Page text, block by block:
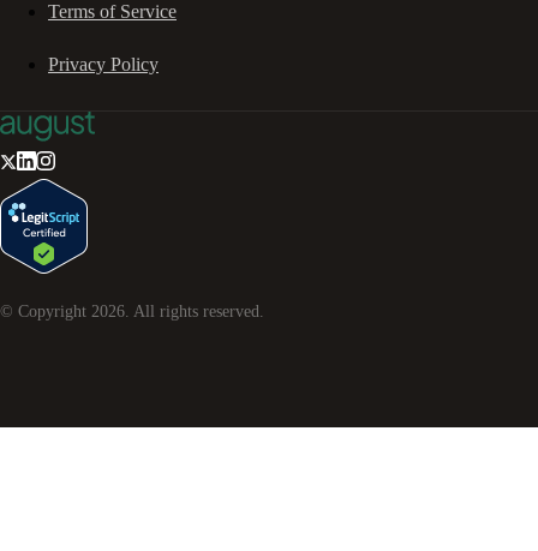
Terms of Service
Privacy Policy
© Copyright 2026. All rights reserved.